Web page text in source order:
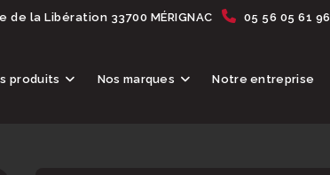
de la Libération 33700 MÉRIGNAC 05 56 05 61 96
produits Nos marques Notre entreprise